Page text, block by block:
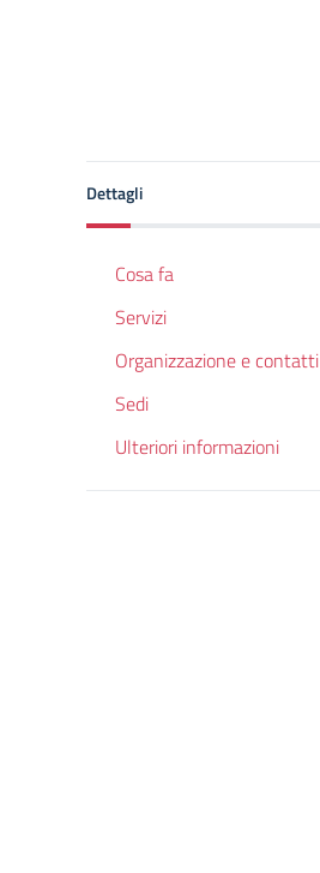
Dettagli
Cosa fa
Servizi
Organizzazione e contatti
Sedi
Ulteriori informazioni